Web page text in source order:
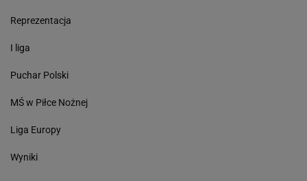
Reprezentacja
I liga
Puchar Polski
MŚ w Piłce Nożnej
Liga Europy
Wyniki